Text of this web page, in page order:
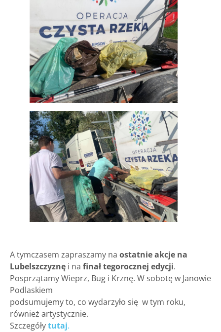
A tymczasem zapraszamy na ostatnie akcje na
Lubelszczyznę i na finał tegorocznej edycji.
Posprzątamy Wieprz, Bug i Krznę. W sobotę w Janowie
Podlaskiem
podsumujemy to, co wydarzyło się w tym roku,
również artystycznie.
Szczegółytutaj.